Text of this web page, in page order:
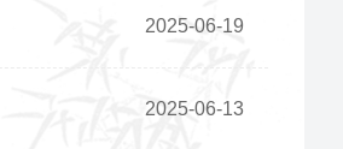
2025-06-19
2025-06-13